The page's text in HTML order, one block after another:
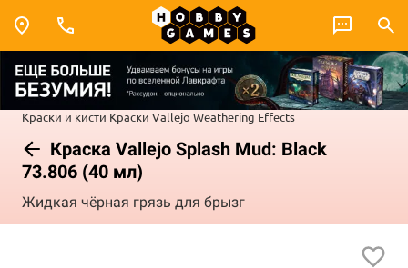
Краски и кисти Краски Vallejo Weathering Effects
Краска Vallejo Splash Mud: Black
73.806 (40 мл)
Жидкая чёрная грязь для брызг